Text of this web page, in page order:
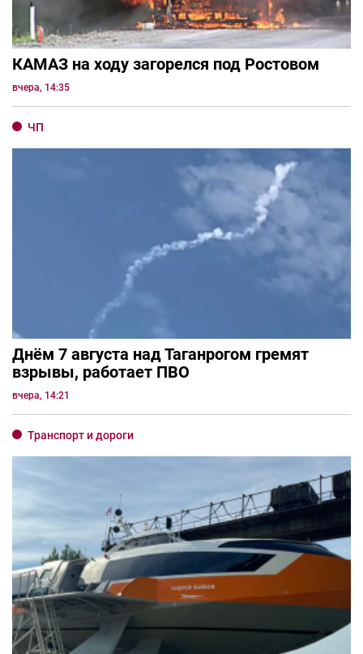
КАМАЗ на ходу загорелся под Ростовом
вчера, 14:35
ЧП
Днём 7 августа над Таганрогом гремят
взрывы, работает ПВО
вчера, 14:21
Транспорт и дороги